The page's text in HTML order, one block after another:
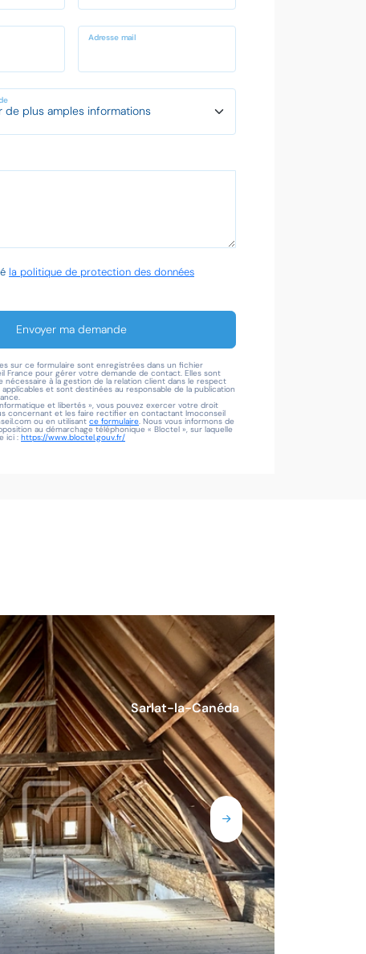
Adresse mail
la politique de protection des données
Envoyer ma demande
sur ce formulaire sont enregistrées dans un fichier
France pour gérer votre demande de contact. Elles sont
nécessaire à la gestion de la relation client dans le respect
et sont destinées au responsable de la publication
et libertés », vous pouvez exercer votre droit
concernant et les faire rectifier en contactant Imoconseil
ou en utilisant ce formulaire. Nous vous informons de
au démarchage téléphonique « Bloctel », sur laquelle
ici : https://www.bloctel.gouv.fr/
Sarlat-la-Canéda